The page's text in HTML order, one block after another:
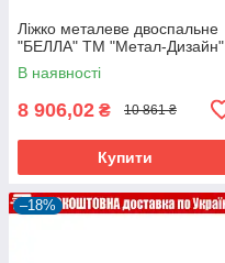
Ліжко металеве двоспальне
"БЕЛЛА" ТМ "Метал-Дизайн"
В наявності
8 906,02 ₴ 10 861 ₴
Купити
–18%